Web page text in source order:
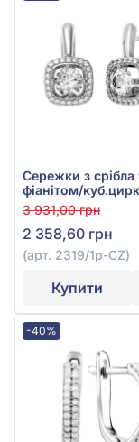
Сережки з срібла
фіанітом/
арт. 2319/1р-CZ
3 931,00 грн
2 358,60 грн
(арт. 2319/1р-CZ)
Купити
-40%